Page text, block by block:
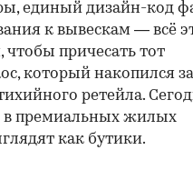
единый дизайн-код
к вывескам — всё
причесать тот
который накопился за
ретейла.
в премиальных жилых
как бутики.